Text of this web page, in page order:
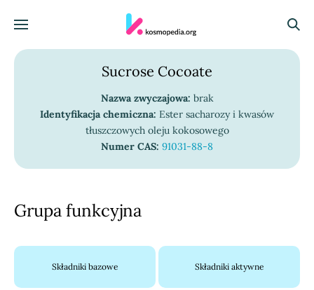
Menu
Sucrose Cocoate
Nazwa zwyczajowa: brak
Identyfikacja chemiczna: Ester sacharozy i kwasów
tłuszczowych oleju kokosowego
Numer CAS: 91031-88-8
Grupa funkcyjna
Składniki bazowe Składniki aktywne